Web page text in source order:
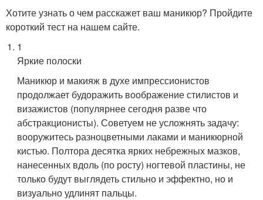
Хотите узнать о чем расскажет ваш маникюр? Пройдите
короткий тест на нашем сайте.
1
Яркие полоски
Маникюр и макияж в духе импрессионистов
продолжает будоражить воображение стилистов и
визажистов (популярнее сегодня разве что
абстракционисты). Советуем не усложнять задачу:
вооружитесь разноцветными лаками и маникюрной
кистью. Полтора десятка ярких небрежных мазков,
нанесенных вдоль (по росту) ногтевой пластины, не
только будут выглядеть стильно и эффектно, но и
визуально удлинят пальцы.